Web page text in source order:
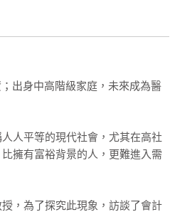
力市場上階級不平等狀況的全視
是如何依舊扮演著非常重要的角
Unequal Childhoods作者
出身中高階級家庭，未來成為醫
人平等的現代社會，尤其在高社
擁有富裕背景的人，更難進入需
為了探究此現象，訪談了會計